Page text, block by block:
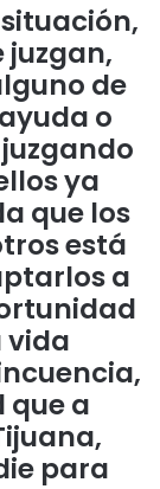
juzgan,
de
o
ya
que los
está
a
vida
que a
para